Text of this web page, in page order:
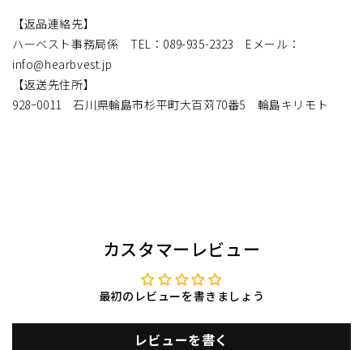
【返品連絡先】
ハーベスト事務局係 TEL：089-935-2323 Eメール：
info@hearbvest.jp
【返送先住所】
928−0011 石川県輪島市杉平町大百苅70番5 輪島キリモト
カスタマーレビュー
最初のレビューを書きましょう
レビューを書く